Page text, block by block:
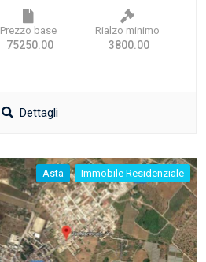
Prezzo base
75250.00
Rialzo minimo
3800.00
Dettagli
Asta Immobile Residenziale